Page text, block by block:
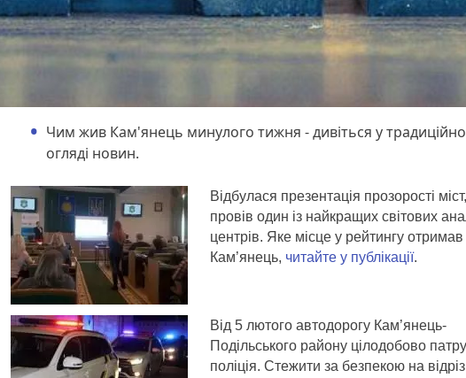
Чим жив Кам'янець минулого тижня - дивіться у
огляді новин.
Відбулася презентація прозорості
провів один із найкращих світових
центрів. Яке місце у рейтингу отримав
Кам’янець, читайте у публікації.
Від 5 лютого автодорогу Кам’янець-
Подільського району цілодобово
поліція. Стежити за безпекою на